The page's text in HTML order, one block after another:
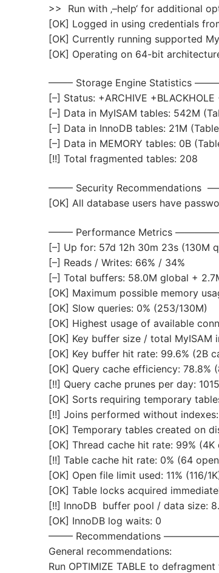
>> Run with ‚–help‘ for additional
[OK] Logged in using credentials
[OK] Currently running supported
[OK] Operating on 64-bit
——– Storage Engine
[–] Status: +ARCHIVE
[–] Data in MyISAM tables: 542M
[–] Data in InnoDB tables: 21M
[–] Data in MEMORY tables: 0B
[!!] Total fragmented tables: 208
——– Security
[OK] All database users have
——– Performance Metrics
[–] Up for: 57d 12h 30m 23s (130M
[–] Reads / Writes: 66% / 34%
[–] Total buffers: 58.0M global +
[OK] Maximum possible memory
[OK] Slow queries: 0% (253/130M)
[OK] Highest usage of available
[OK] Key buffer size / total MyISAM
[OK] Key buffer hit rate: 99.6% (2B
[OK] Query cache efficiency: 78.8%
[!!] Query cache prunes per day:
[OK] Sorts requiring temporary
[!!] Joins performed without indexes:
[OK] Temporary tables created on
[OK] Thread cache hit rate: 99%
[!!] Table cache hit rate: 0% (64
[OK] Open file limit used: 11% (116/
[OK] Table locks acquired
[!!] InnoDB buffer pool / data size:
[OK] InnoDB log waits: 0
——– Recommendations
General recommendations:
Run OPTIMIZE TABLE to